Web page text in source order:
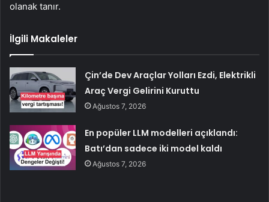
olanak tanır.
İlgili Makaleler
Çin’de Dev Araçlar Yolları Ezdi, Elektrikli
Araç Vergi Gelirini Kuruttu
Ağustos 7, 2026
En popüler LLM modelleri açıklandı:
Batı’dan sadece iki model kaldı
Ağustos 7, 2026